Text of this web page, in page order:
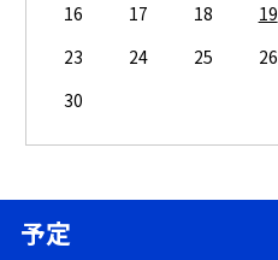
16
17 18 19
23
24 25 26
30
予定